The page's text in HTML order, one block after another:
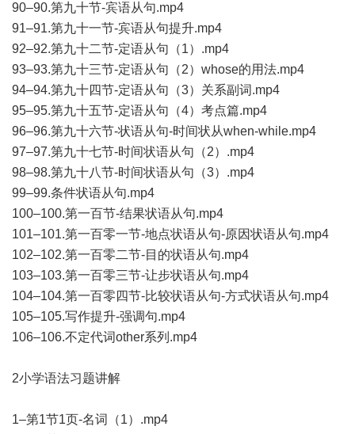
90–90.第九十节-宾语从句.mp4
91–91.第九十一节-宾语从句提升.mp4
92–92.第九十二节-定语从句（1）.mp4
93–93.第九十三节-定语从句（2）whose的用法.mp4
94–94.第九十四节-定语从句（3）关系副词.mp4
95–95.第九十五节-定语从句（4）考点篇.mp4
96–96.第九十六节-状语从句-时间状从when-while.mp4
97–97.第九十七节-时间状语从句（2）.mp4
98–98.第九十八节-时间状语从句（3）.mp4
99–99.条件状语从句.mp4
100–100.第一百节-结果状语从句.mp4
101–101.第一百零一节-地点状语从句-原因状语从句.mp4
102–102.第一百零二节-目的状语从句.mp4
103–103.第一百零三节-让步状语从句.mp4
104–104.第一百零四节-比较状语从句-方式状语从句.mp4
105–105.写作提升-强调句.mp4
106–106.不定代词other系列.mp4
2小学语法习题讲解
1–第1节1页-名词（1）.mp4